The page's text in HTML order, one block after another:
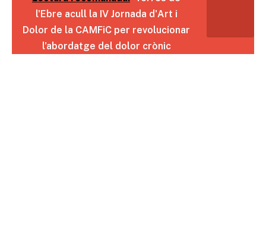
l'Ebre acull la IV Jornada d'Art i
Dolor de la CAMFiC per revolucionar
l'abordatge del dolor crònic